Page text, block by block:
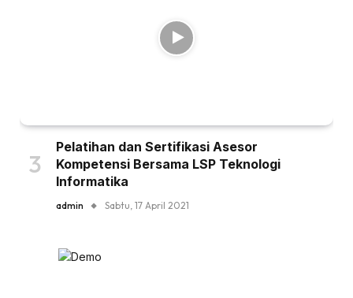
Pelatihan dan Sertifikasi Asesor
Kompetensi Bersama LSP Teknologi
Informatika
admin Sabtu, 17 April 2021